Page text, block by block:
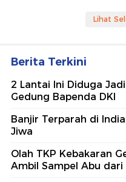
Lihat
Berita Terkini
2 Lantai Ini Diduga
Gedung Bapenda DKI
Banjir Terparah di
Jiwa
Olah TKP Kebakaran
Ambil Sampel Abu dari